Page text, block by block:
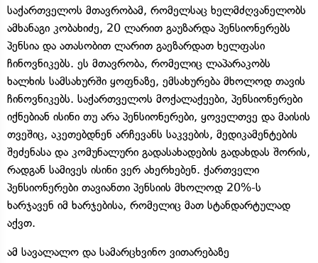
საქართველოს მთავრობამ, რომელსაც ხელმძღვანელობს
ამხანაგი კობახიძე, 20 ლარით გაუზარდა პენსიონერებს
პენსია და ათასობით ლარით გაეზარდათ ხელფასი
ჩინოვნიკებს. ეს მთავრობა, რომელიც ლაპარაკობს
ხალხის სამსახურში ყოფნაზე, ემსახურება მხოლოდ თავის
ჩინოვნიკებს. საქართველოს მოქალაქეები, პენსიონერები
იქნებიან ისინი თუ არა პენსიონერები, ყოველთვე და მაისის
თვეშიც, აკეთებდნენ არჩევანს საკვების, მედიკამენტების
შეძენასა და კომუნალური გადასახადების გადახდას შორის,
რადგან სამივეს ისინი ვერ ახერხებენ. ქართველი
პენსიონერები თავიანთი პენსიის მხოლოდ 20%-ს
ხარჯავენ იმ ხარჯებისა, რომელიც მათ სტანდარტულად
აქვთ.
ამ სავალალო და სამარცხვინო ვითარებაზე